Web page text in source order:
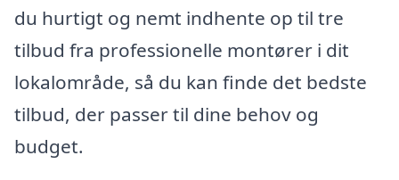
du hurtigt og nemt indhente op til tre
tilbud fra professionelle montører i dit
lokalområde, så du kan finde det bedste
tilbud, der passer til dine behov og
budget.